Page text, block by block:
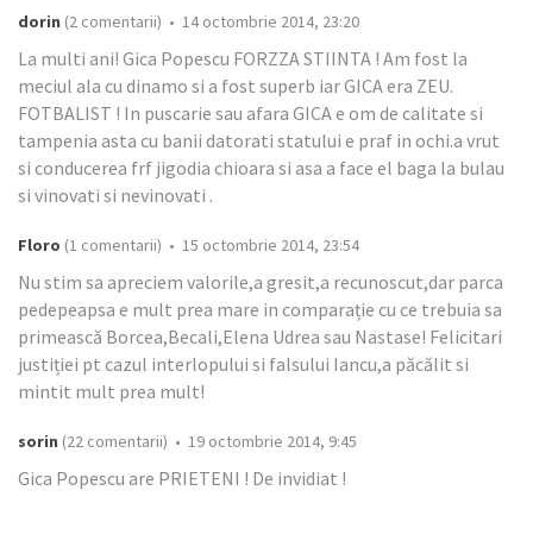
dorin (2 comentarii) • 14 octombrie 2014, 23:20
La multi ani! Gica Popescu FORZZA STIINTA ! Am fost la
meciul ala cu dinamo si a fost superb iar GICA era ZEU.
FOTBALIST ! In puscarie sau afara GICA e om de calitate si
tampenia asta cu banii datorati statului e praf in ochi.a vrut
si conducerea frf jigodia chioara si asa a face el baga la bulau
si vinovati si nevinovati .
Floro (1 comentarii) • 15 octombrie 2014, 23:54
Nu stim sa apreciem valorile,a gresit,a recunoscut,dar parca
pedepeapsa e mult prea mare in comparație cu ce trebuia sa
primească Borcea,Becali,Elena Udrea sau Nastase! Felicitari
justiției pt cazul interlopului si falsului Iancu,a păcălit si
mintit mult prea mult!
sorin (22 comentarii) • 19 octombrie 2014, 9:45
Gica Popescu are PRIETENI ! De invidiat !